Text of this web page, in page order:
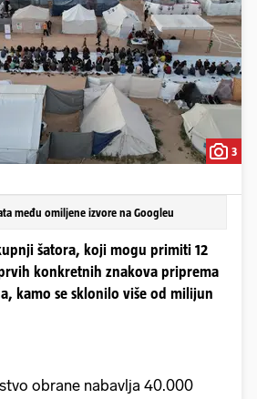
3
među omiljene izvore na Googleu
šatora, koji mogu primiti 12
konkretnih znakova priprema
kamo se sklonilo više od milijun
obrane nabavlja 40.000